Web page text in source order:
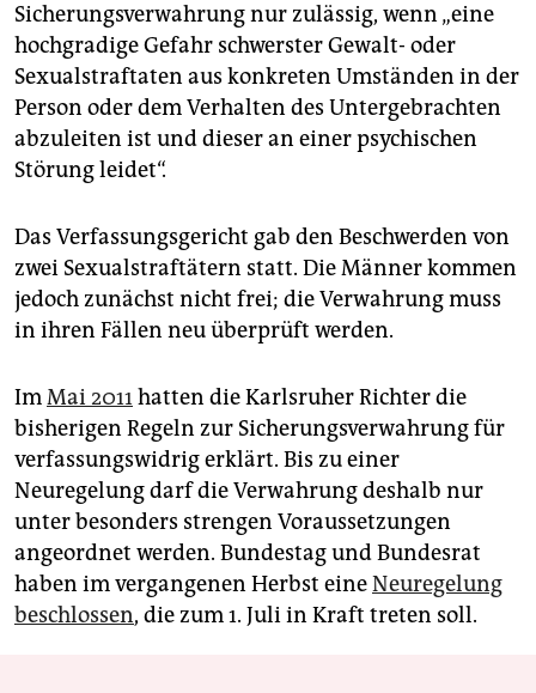
Sicherungsverwahrung nur zulässig, wenn „eine
hochgradige Gefahr schwerster Gewalt- oder
Sexualstraftaten aus konkreten Umständen in der
Person oder dem Verhalten des Untergebrachten
abzuleiten ist und dieser an einer psychischen
Störung leidet“.
Das Verfassungsgericht gab den Beschwerden von
zwei Sexualstraftätern statt. Die Männer kommen
jedoch zunächst nicht frei; die Verwahrung muss
in ihren Fällen neu überprüft werden.
ImMai 2011hatten die Karlsruher Richter die
bisherigen Regeln zur Sicherungsverwahrung für
verfassungswidrig erklärt. Bis zu einer
Neuregelung darf die Verwahrung deshalb nur
unter besonders strengen Voraussetzungen
angeordnet werden. Bundestag und Bundesrat
haben im vergangenen Herbst eineNeuregelung
beschlossen, die zum 1. Juli in Kraft treten soll.